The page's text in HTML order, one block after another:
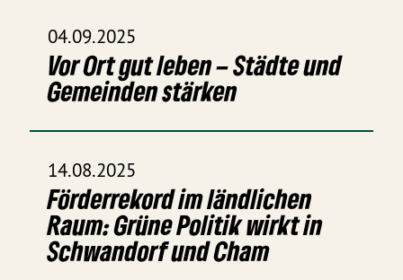
04.09.2025
Vor Ort gut leben – Städte und
Gemeinden stärken
14.08.2025
Förderrekord im ländlichen
Raum: Grüne Politik wirkt in
Schwandorf und Cham